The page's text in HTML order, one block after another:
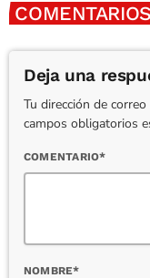
Deja una
Tu dirección de
campos obligatorios
COMENTARIO*
NOMBRE*